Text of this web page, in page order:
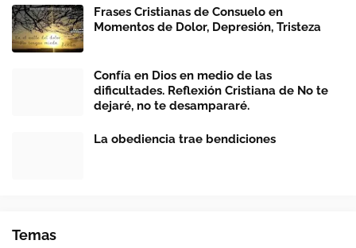
Frases Cristianas de Consuelo en
Momentos de Dolor, Depresión, Tristeza
Confía en Dios en medio de las
dificultades. Reflexión Cristiana de No te
dejaré, no te desampararé.
La obediencia trae bendiciones
Temas